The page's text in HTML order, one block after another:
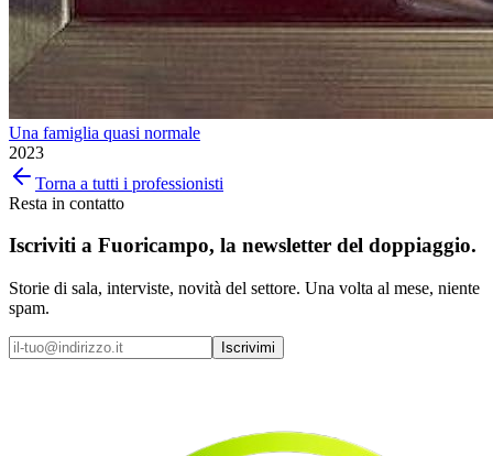
Una famiglia quasi normale
2023
Torna a tutti i professionisti
Resta in contatto
Iscriviti a Fuoricampo, la newsletter del doppiaggio.
Storie di sala, interviste, novità del settore. Una volta al mese, niente
spam.
Iscrivimi